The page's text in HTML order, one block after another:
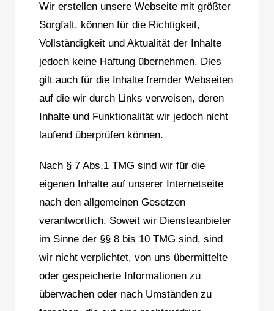
Wir erstellen unsere Webseite mit größter
Sorgfalt, können für die Richtigkeit,
Vollständigkeit und Aktualität der Inhalte
jedoch keine Haftung übernehmen. Dies
gilt auch für die Inhalte fremder Webseiten
auf die wir durch Links verweisen, deren
Inhalte und Funktionalität wir jedoch nicht
laufend überprüfen können.
Nach § 7 Abs.1 TMG sind wir für die
eigenen Inhalte auf unserer Internetseite
nach den allgemeinen Gesetzen
verantwortlich. Soweit wir Diensteanbieter
im Sinne der §§ 8 bis 10 TMG sind, sind
wir nicht verplichtet, von uns übermittelte
oder gespeicherte Informationen zu
überwachen oder nach Umständen zu